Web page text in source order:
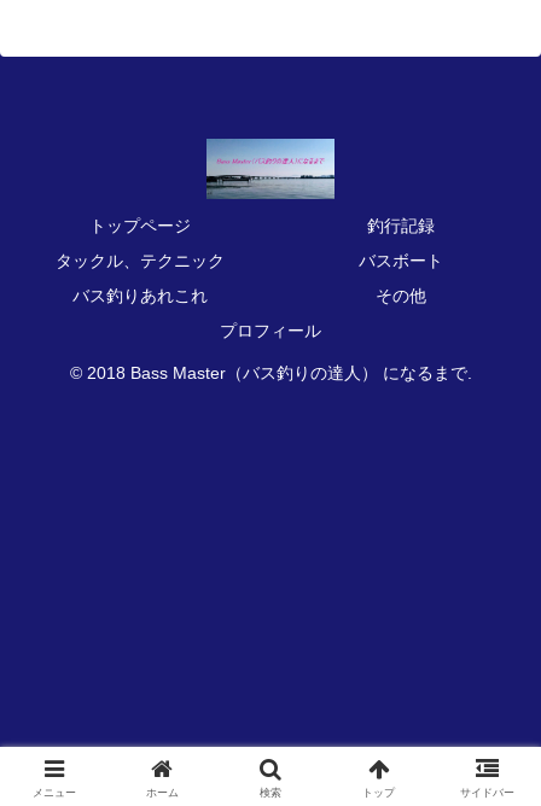
トップページ
釣行記録
タックル、テクニック
バスボート
バス釣りあれこれ
その他
プロフィール
© 2018 Bass Master（バス釣りの達人） になるまで.
メニュー ホーム 検索 トップ サイドバー